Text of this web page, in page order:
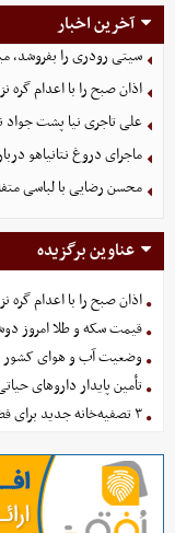
آخرین اخبار
سیتی رودری را بفروشد،
اذان صبح را با اعدام گره
علی تاجری‌ نیا پشت جواد
ماجرای دروغ نتانیاهو
محسن رضایی با لباسی
عناوین برگزیده
اذان صبح را با اعدام گره
قیمت سکه و طلا امروز دوشنبه ۱۹
وضعیت آب و هوای کشور امروز
تأمین پایدار داروهای
۳ تصفیه‌خانه جدید برای فضای سبز تهران در راه است